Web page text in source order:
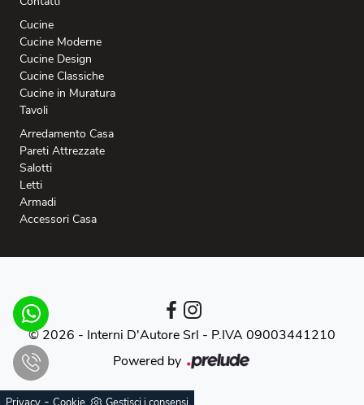
Cucine
Cucine Moderne
Cucine Design
Cucine Classiche
Cucine in Muratura
Tavoli
Arredamento Casa
Pareti Attrezzate
Salotti
Letti
Armadi
Accessori Casa
© 2026 - Interni D'Autore Srl - P.IVA 09003441210
Powered by